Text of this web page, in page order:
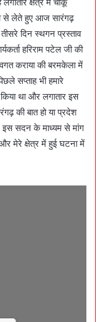
क्षेत्र में चाकू
से लेते हुए आज सारंगढ़
दिन स्थगन प्रस्ताव
हरिराम पटेल जी की
कराया की बरमकेला में
सप्ताह भी हमारे
था और लगातार इस
की बात हो या प्रदेश
इस सदन के माध्यम से मांग
मेरे क्षेत्र में हुई घटना में